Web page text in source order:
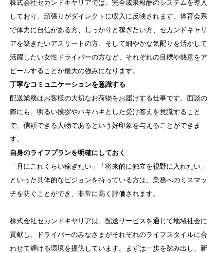
株式会社セカンドキヤリアでは、完全成果報酬のシステムを導入
しており、頑張りがダイレクトに収入に反映されます。体育会系
で体力に自信がある方、しっかりと稼ぎたい方、セカンドキャリ
アを築きたいアスリートの方、そして細やかな気配りを活かして
活躍したい女性ドライバーの方など、それぞれの目標や熱意をア
ピールすることが最大の強みになります。
丁寧なコミュニケーションを意識する
配送業務はお客様の大切なお荷物をお届けする仕事です。面談の
際にも、明るい挨拶やハキハキとした受け答えを意識すること
で、信頼できる人物であるという好印象を与えることができま
す。
自身のライフプランを明確にしておく
「月にこれくらい稼ぎたい」「将来的に独立を視野に入れたい」
といった具体的なビジョンを持っている方は、業務へのミスマッ
チを防ぐことができ、非常に高く評価されます。
株式会社セカンドキヤリアは、配送サービスを通じて地域社会に
貢献し、ドライバーのみなさまがそれぞれのライフスタイルに合
わせて輝ける環境を提供しています。まずは一歩を踏み出し、新